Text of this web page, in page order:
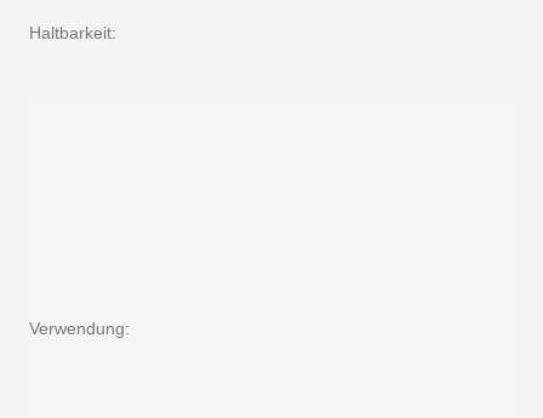
Haltbarkeit:
Verwendung: